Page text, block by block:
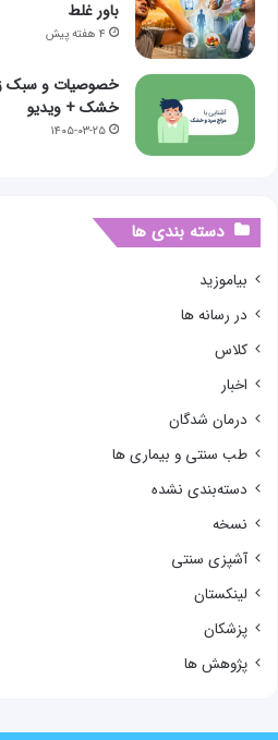
باور غلط
۴ هفته پیش
خصوصیات و سبک
خشک + ویدیو
۱۴۰۵-۰۳-۲۵
دسته بندی ها
بیاموزید
در رسانه ها
کلاس
اخبار
درمان شدگان
طب سنتی و بیماری ها
دسته‌بندی نشده
نسخه
آشپزی سنتی
لینکستان
پزشکان
پژوهش ها